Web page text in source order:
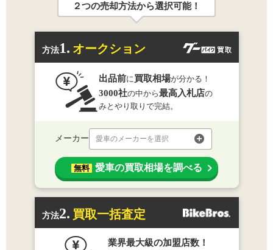
２つの売却方法から選択可能！
方法1. オークション
出品前に 買取相場が分かる！
3000社の中から最高入札店の
みとやり取りで完結。
メーカー 愛車のメーカーを選択
無料 愛車の買取相場を調べる
方法2. 買取一括査定
業界最大級の加盟店数！